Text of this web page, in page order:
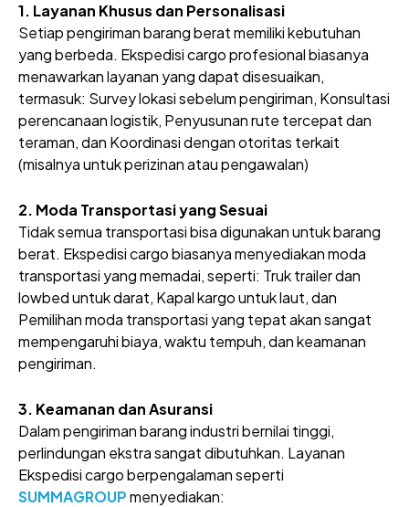
1. Layanan Khusus dan Personalisasi
Setiap pengiriman barang berat memiliki kebutuhan
yang berbeda. Ekspedisi cargo profesional biasanya
menawarkan layanan yang dapat disesuaikan,
termasuk: Survey lokasi sebelum pengiriman, Konsultasi
perencanaan logistik, Penyusunan rute tercepat dan
teraman, dan Koordinasi dengan otoritas terkait
(misalnya untuk perizinan atau pengawalan)
2. Moda Transportasi yang Sesuai
Tidak semua transportasi bisa digunakan untuk barang
berat. Ekspedisi cargo biasanya menyediakan moda
transportasi yang memadai, seperti: Truk trailer dan
lowbed untuk darat, Kapal kargo untuk laut, dan
Pemilihan moda transportasi yang tepat akan sangat
mempengaruhi biaya, waktu tempuh, dan keamanan
pengiriman.
3. Keamanan dan Asuransi
Dalam pengiriman barang industri bernilai tinggi,
perlindungan ekstra sangat dibutuhkan. Layanan
Ekspedisi cargo berpengalaman seperti
SUMMAGROUPmenyediakan: